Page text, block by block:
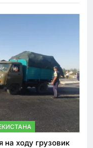
на ходу грузовик